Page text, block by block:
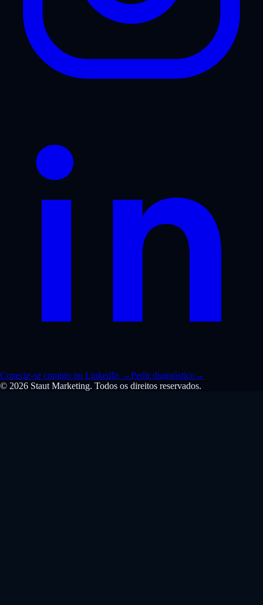
Conecte-se comigo no LinkedIn →Pedir diagnóstico→
© 2026 Staut Marketing. Todos os direitos reservados.